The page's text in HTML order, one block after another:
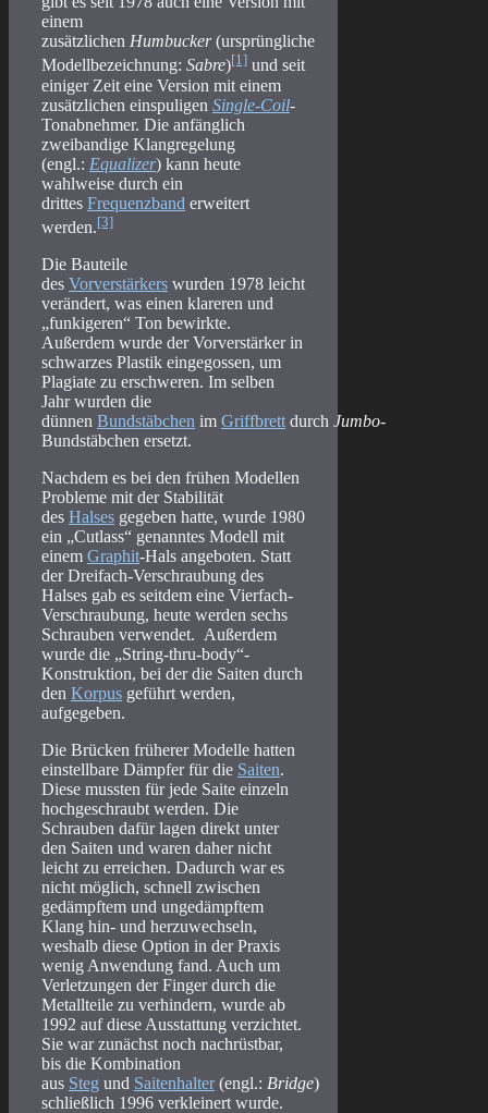
einem
zusätzlichen Humbucker(ursprüngliche
Modellbezeichnung: Sabre)[1] und seit
einiger Zeit eine Version mit einem
zusätzlichen einspuligen Single-Coil-
Tonabnehmer. Die anfänglich
zweibandige Klangregelung
(engl.: Equalizer) kann heute
wahlweise durch ein
drittes Frequenzband erweitert
werden.[3]
Die Bauteile
des Vorverstärkers wurden 1978 leicht
verändert, was einen klareren und
„funkigeren“ Ton bewirkte.
Außerdem wurde der Vorverstärker in
schwarzes Plastik eingegossen, um
Plagiate zu erschweren. Im selben
Jahr wurden die
dünnen Bundstäbchen im Griffbrett durch Jumbo-
Bundstäbchen ersetzt.
Nachdem es bei den frühen Modellen
Probleme mit der Stabilität
des Halses gegeben hatte, wurde 1980
ein „Cutlass“ genanntes Modell mit
einem Graphit-Hals angeboten. Statt
der Dreifach-Verschraubung des
Halses gab es seitdem eine Vierfach-
Verschraubung, heute werden sechs
Schrauben verwendet. Außerdem
wurde die „String-thru-body“-
Konstruktion, bei der die Saiten durch
den Korpus geführt werden,
aufgegeben.
Die Brücken früherer Modelle hatten
einstellbare Dämpfer für die Saiten.
Diese mussten für jede Saite einzeln
hochgeschraubt werden. Die
Schrauben dafür lagen direkt unter
den Saiten und waren daher nicht
leicht zu erreichen. Dadurch war es
nicht möglich, schnell zwischen
gedämpftem und ungedämpftem
Klang hin- und herzuwechseln,
weshalb diese Option in der Praxis
wenig Anwendung fand. Auch um
Verletzungen der Finger durch die
Metallteile zu verhindern, wurde ab
1992 auf diese Ausstattung verzichtet.
Sie war zunächst noch nachrüstbar,
bis die Kombination
aus Steg und Saitenhalter(engl.: Bridge)
schließlich 1996 verkleinert wurde.